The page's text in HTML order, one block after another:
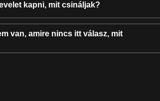
kapni, mit csináljak?
van, amire nincs itt válasz, mit